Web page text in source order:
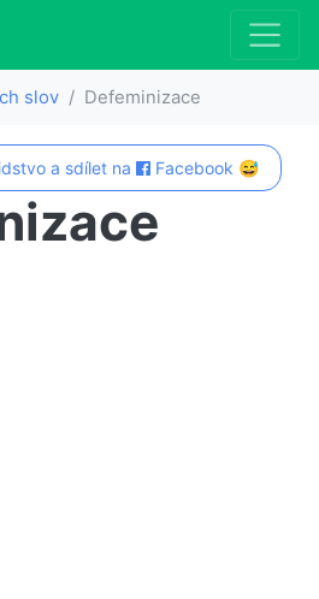
slov Defeminizace
a sdílet na Facebook 😅